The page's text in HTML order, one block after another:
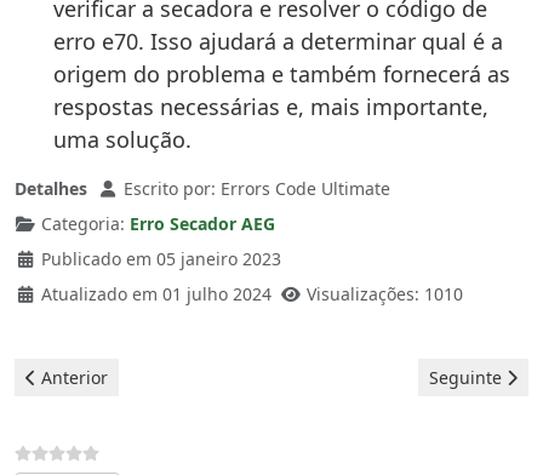
verificar a secadora e resolver o código de
erro e70. Isso ajudará a determinar qual é a
origem do problema e também fornecerá as
respostas necessárias e, mais importante,
uma solução.
Detalhes Escrito por: Errors Code Ultimate
Categoria: Erro Secador AEG
Publicado em 05 janeiro 2023
Atualizado em 01 julho 2024
Visualizações: 1010
Artigo anterior: Aeg Secador - erro e20
Anterior Artigo
Seguinte